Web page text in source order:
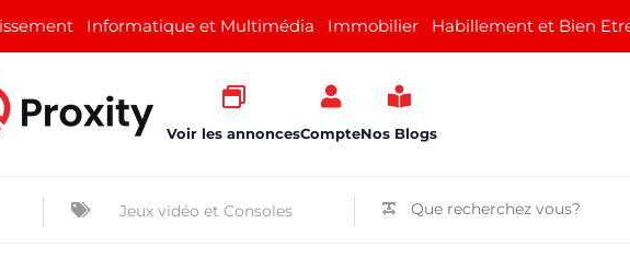
Informatique et Multimédia Immobilier Habillement et Bien
Voir les annoncesCompteNos Blogs